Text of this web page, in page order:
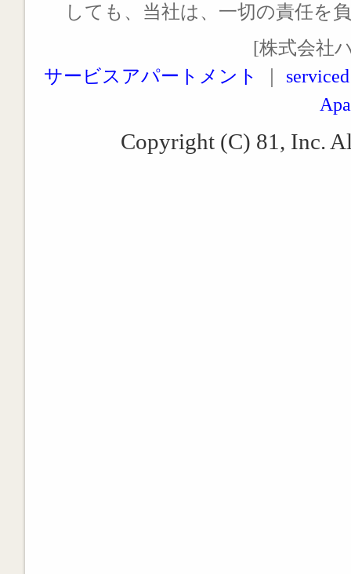
しても、当社は、一切の責任を
[株式会社
サービスアパートメント
Copyright (C) 81, Inc.